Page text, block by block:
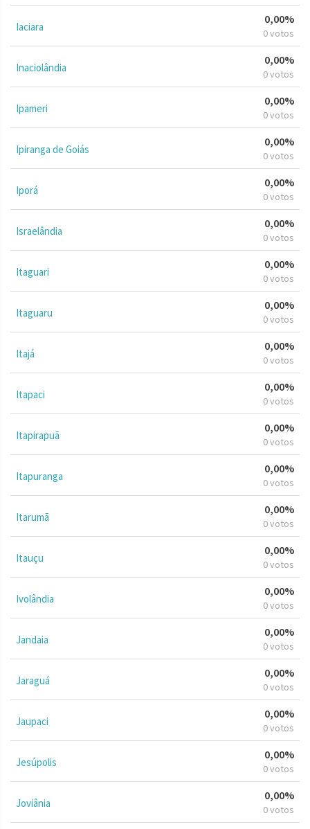
Iaciara
0,00%
0 votos
Inaciolândia
0,00%
0 votos
Ipameri
0,00%
0 votos
Ipiranga de Goiás
0,00%
0 votos
Iporá
0,00%
0 votos
Israelândia
0,00%
0 votos
Itaguari
0,00%
0 votos
Itaguaru
0,00%
0 votos
Itajá
0,00%
0 votos
Itapaci
0,00%
0 votos
Itapirapuã
0,00%
0 votos
Itapuranga
0,00%
0 votos
Itarumã
0,00%
0 votos
Itauçu
0,00%
0 votos
Ivolândia
0,00%
0 votos
Jandaia
0,00%
0 votos
Jaraguá
0,00%
0 votos
Jaupaci
0,00%
0 votos
Jesúpolis
0,00%
0 votos
Joviânia
0,00%
0 votos